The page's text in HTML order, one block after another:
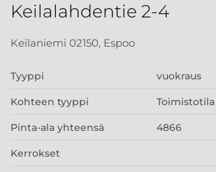
Keilalahdentie 2-4
Keilaniemi 02150, Espoo
Tyyppi vuokraus
Kohteen tyyppi Toimistotila
Pinta-ala yhteensä 4866
Kerrokset